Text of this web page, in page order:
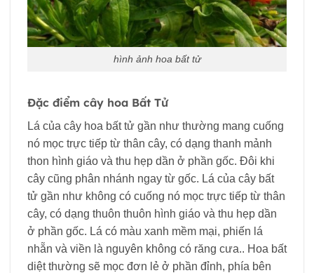
hình ảnh hoa bất tử
Đặc điểm cây hoa Bất Tử
Lá của cây hoa bất tử gần như thường mang cuống
nó mọc trực tiếp từ thân cây, có dạng thanh mảnh
thon hình giáo và thu hẹp dần ở phần gốc. Đôi khi
cây cũng phân nhánh ngay từ gốc. Lá của cây bất
tử gần như không có cuống nó mọc trực tiếp từ thân
cây, có dạng thuôn thuôn hình giáo và thu hẹp dần
ở phần gốc. Lá có màu xanh mềm mại, phiến lá
nhẵn và viền là nguyên không có răng cưa.. Hoa bất
diệt thường sẽ mọc đơn lẻ ở phần đỉnh, phía bên